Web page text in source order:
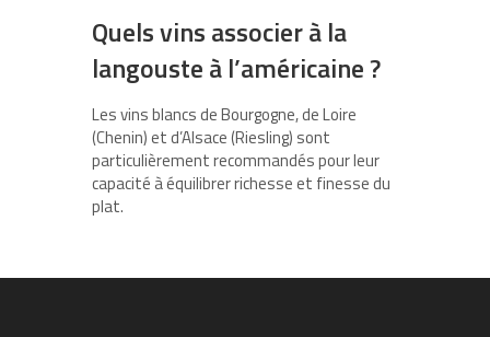
Quels vins associer à la
langouste à l’américaine ?
Les vins blancs de Bourgogne, de Loire
(Chenin) et d’Alsace (Riesling) sont
particulièrement recommandés pour leur
capacité à équilibrer richesse et finesse du
plat.